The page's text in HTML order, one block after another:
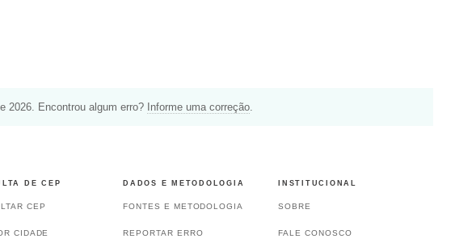
2026. Encontrou algum erro? Informe uma correção
DE CEP
CEP
CIDADE
DADOS E METODOLOGIA
FONTES E METODOLOGIA
REPORTAR ERRO
INSTITUCIONAL
SOBRE
FALE CONOSCO